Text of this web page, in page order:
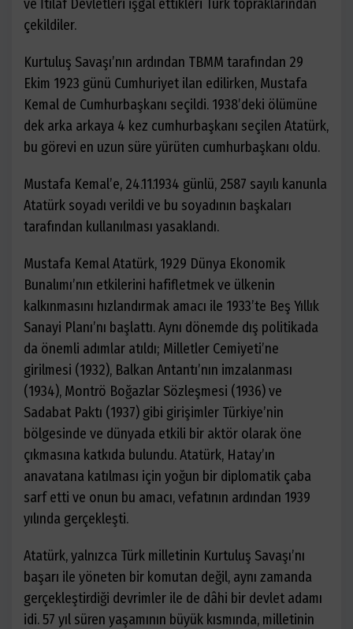
ve İtilaf Devletleri işgal ettikleri Türk topraklarından
çekildiler.
Kurtuluş Savaşı’nın ardından TBMM tarafından 29
Ekim 1923 günü Cumhuriyet ilan edilirken, Mustafa
Kemal de Cumhurbaşkanı seçildi. 1938’deki ölümüne
dek arka arkaya 4 kez cumhurbaşkanı seçilen Atatürk,
bu görevi en uzun süre yürüten cumhurbaşkanı oldu.
Mustafa Kemal’e, 24.11.1934 günlü, 2587 sayılı kanunla
Atatürk soyadı verildi ve bu soyadının başkaları
tarafından kullanılması yasaklandı.
Mustafa Kemal Atatürk, 1929 Dünya Ekonomik
Bunalımı’nın etkilerini hafifletmek ve ülkenin
kalkınmasını hızlandırmak amacı ile 1933’te Beş Yıllık
Sanayi Planı’nı başlattı. Aynı dönemde dış politikada
da önemli adımlar atıldı; Milletler Cemiyeti’ne
girilmesi (1932), Balkan Antantı’nın imzalanması
(1934), Montrö Boğazlar Sözleşmesi (1936) ve
Sadabat Paktı (1937) gibi girişimler Türkiye’nin
bölgesinde ve dünyada etkili bir aktör olarak öne
çıkmasına katkıda bulundu. Atatürk, Hatay’ın
anavatana katılması için yoğun bir diplomatik çaba
sarf etti ve onun bu amacı, vefatının ardından 1939
yılında gerçekleşti.
Atatürk, yalnızca Türk milletinin Kurtuluş Savaşı’nı
başarı ile yöneten bir komutan değil, aynı zamanda
gerçekleştirdiği devrimler ile de dâhi bir devlet adamı
idi. 57 yıl süren yaşamının büyük kısmında, milletinin